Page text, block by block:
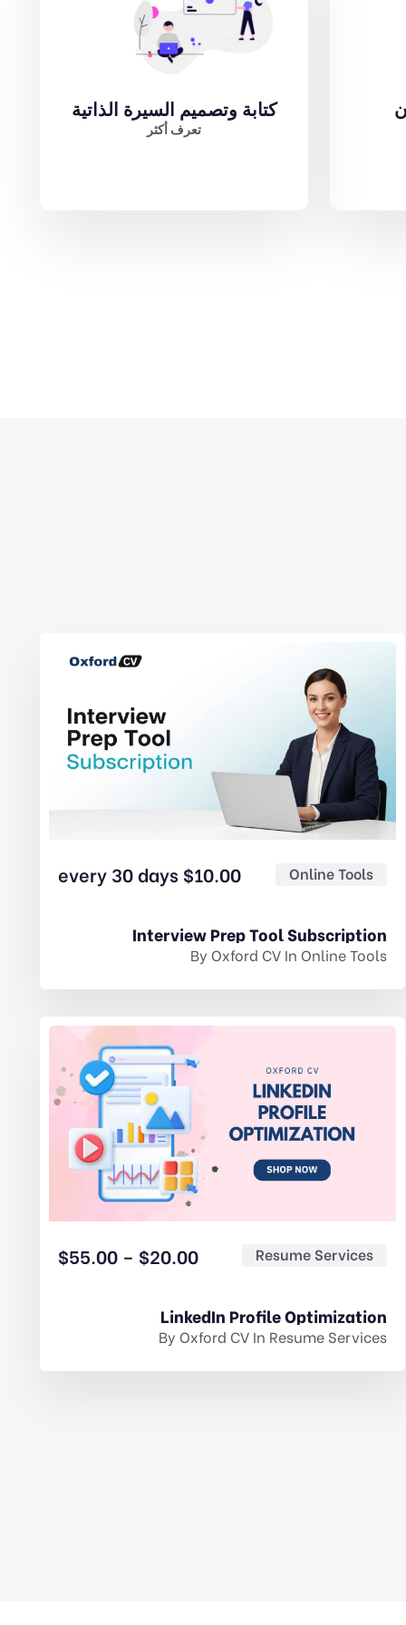
كتابة وتصميم السيرة الذاتية
تعرف أكثر
Online Tools
$10.00
Interview Prep Tool Subscription
By Oxford CVIn Online Tools
Resume Services
$20.00
–
$55.00
LinkedIn Profile Optimization
By Oxford CVIn Resume Services